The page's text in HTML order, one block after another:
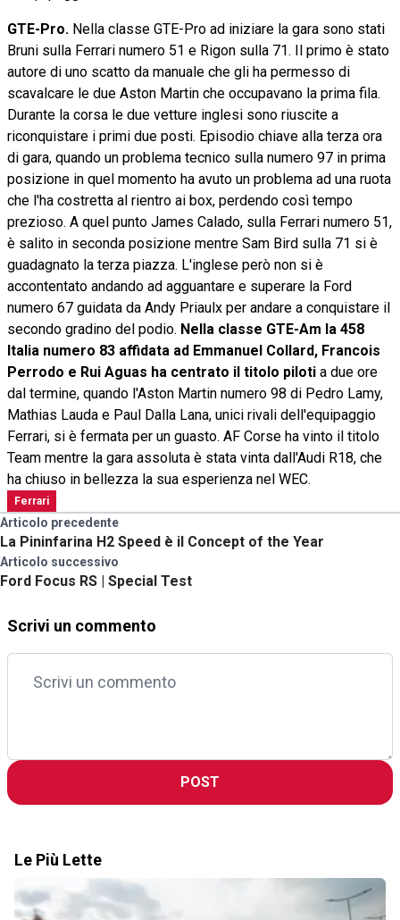
GTE-Pro. Nella classe GTE-Pro ad iniziare la gara sono stati
Bruni sulla Ferrari numero 51 e Rigon sulla 71. Il primo è stato
autore di uno scatto da manuale che gli ha permesso di
scavalcare le due Aston Martin che occupavano la prima fila.
Durante la corsa le due vetture inglesi sono riuscite a
riconquistare i primi due posti. Episodio chiave alla terza ora
di gara, quando un problema tecnico sulla numero 97 in prima
posizione in quel momento ha avuto un problema ad una ruota
che l'ha costretta al rientro ai box, perdendo così tempo
prezioso. A quel punto James Calado, sulla Ferrari numero 51,
è salito in seconda posizione mentre Sam Bird sulla 71 si è
guadagnato la terza piazza. L'inglese però non si è
accontentato andando ad agguantare e superare la Ford
numero 67 guidata da Andy Priaulx per andare a conquistare il
secondo gradino del podio. Nella classe GTE-Am la 458
Italia numero 83 affidata ad Emmanuel Collard, Francois
Perrodo e Rui Aguas ha centrato il titolo piloti a due ore
dal termine, quando l'Aston Martin numero 98 di Pedro Lamy,
Mathias Lauda e Paul Dalla Lana, unici rivali dell'equipaggio
Ferrari, si è fermata per un guasto. AF Corse ha vinto il titolo
Team mentre la gara assoluta è stata vinta dall'Audi R18, che
ha chiuso in bellezza la sua esperienza nel WEC.
Ferrari
Articolo precedente
La Pininfarina H2 Speed è il Concept of the Year
Articolo successivo
Ford Focus RS | Special Test
Scrivi un commento
POST
Le Più Lette